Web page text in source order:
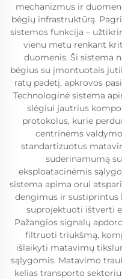
mechanizmus ir
bėgių infrastruktūrą.
sistemos funkcija –
vienu metu renkant
duomenis. Ši sistema
bėgius su įmontuotais
ratų padėtį, apkrovos
Technologinė sistema
slėgiui jautrius
protokolus, kurie
centrinėms
standartizuotus
suderinamumą
eksploatacinėmis
sistema apima orui
dengimus ir sustiprintus
suprojektuoti ištverti
Pažangios signalų
filtruoti triukšmą,
išlaikyti matavimų
sąlygomis. Matavimo
kelias transporto